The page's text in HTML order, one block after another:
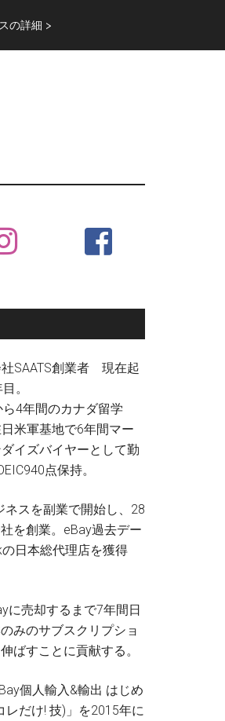
の詳細 >
SAATS創業者 現在起
。
ら4年間のカナダ留学
米軍基地で6年間マー
イズバイヤーとして勤
点保持。
スを副業で開始し、28
を創業。eBay過去デー
日本総代理店を獲得
に売却するまで7年間日
みのサブスクリプショ
ばすことに貢献する。
個人輸入&輸出 はじめ
レだけ! 技)」を2015年に